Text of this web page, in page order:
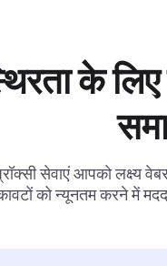
के
सेवाएं आपको
को न्यूनतम करने में